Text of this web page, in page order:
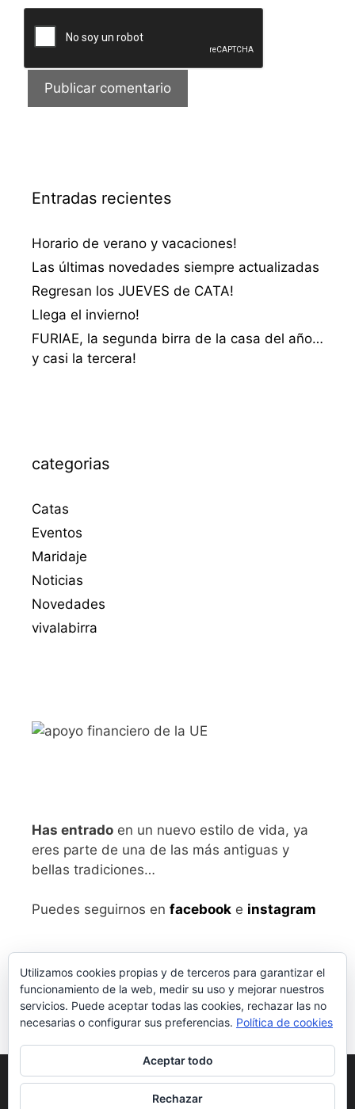
Entradas recientes
Horario de verano y vacaciones!
Las últimas novedades siempre actualizadas
Regresan los JUEVES de CATA!
Llega el invierno!
FURIAE, la segunda birra de la casa del año…
y casi la tercera!
categorias
Catas
Eventos
Maridaje
Noticias
Novedades
vivalabirra
Has entrado en un nuevo estilo de vida, ya
eres parte de una de las más antiguas y
bellas tradiciones…
Puedes seguirnos en facebook e instagram
Aviso legaly Política de Privacidad
Utilizamos cookies propias y de terceros para garantizar el
funcionamiento de la web, medir su uso y mejorar nuestros
servicios. Puede aceptar todas las cookies, rechazar las no
necesarias o configurar sus preferencias. Política de cookies
Aceptar todo
Rechazar